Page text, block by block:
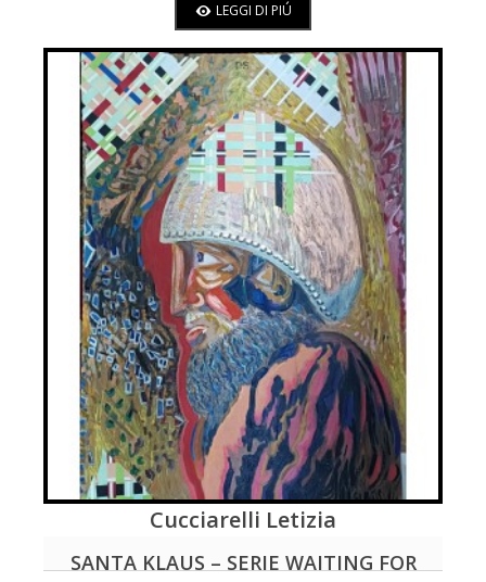
LEGGI DI PIÚ
LEGGI DI PIÚ
Cucciarelli Letizia
SANTA KLAUS – SERIE WAITING FOR